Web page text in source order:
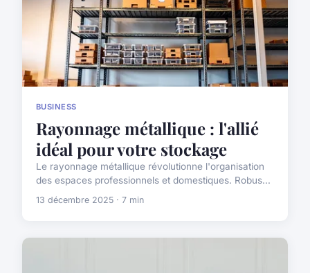
BUSINESS
Rayonnage métallique : l'allié
idéal pour votre stockage
Le rayonnage métallique révolutionne l'organisation
des espaces professionnels et domestiques. Robus...
13 décembre 2025 · 7 min